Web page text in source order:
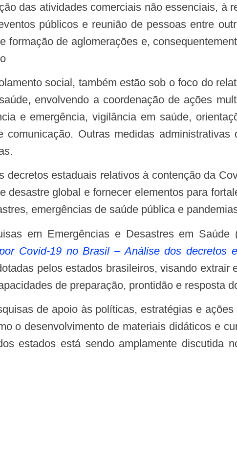
das atividades comerciais não essenciais, à
públicos e reunião de pessoas entre
formação de aglomerações e,
envolvendo a coordenação de ações
e emergência, vigilância em saúde,
Outras medidas administrativas
global e fornecer elementos para
emergências de saúde pública e
Covid-19 no Brasil – Análise dos decretos
pelos estados brasileiros, visando extrair
de preparação, prontidão e resposta
o desenvolvimento de materiais didáticos e
estados está sendo amplamente discutida